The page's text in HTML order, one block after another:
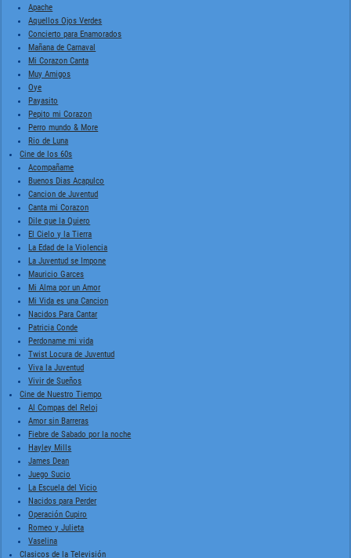
Apache
Aquellos Ojos Verdes
Concierto para Enamorados
Mañana de Carnaval
Mi Corazon Canta
Muy Amigos
Oye
Payasito
Pepito mi Corazon
Perro mundo & More
Rio de Luna
Cine de los 60s
Acompañame
Buenos Dias Acapulco
Cancion de Juventud
Canta mi Corazon
Dile que la Quiero
El Cielo y la Tierra
La Edad de la Violencia
La Juventud se Impone
Mauricio Garces
Mi Alma por un Amor
Mi Vida es una Cancion
Nacidos Para Cantar
Patricia Conde
Perdoname mi vida
Twist Locura de Juventud
Viva la Juventud
Vivir de Sueños
Cine de Nuestro Tiempo
Al Compas del Reloj
Amor sin Barreras
Fiebre de Sabado por la noche
Hayley Mills
James Dean
Juego Sucio
La Escuela del Vicio
Nacidos para Perder
Operación Cupiro
Romeo y Julieta
Vaselina
Clasicos de la Televisión